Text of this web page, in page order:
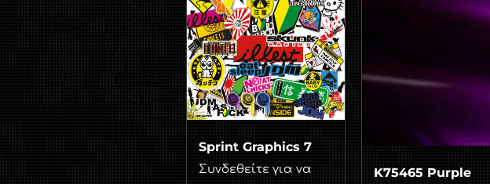
Sprint Graphics 7
Συνδεθείτε για να
K75465 Purple